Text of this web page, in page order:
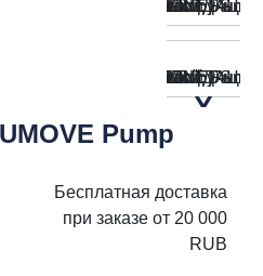
Pump
Бесплатная доставка
при заказе от 20 000
RUB